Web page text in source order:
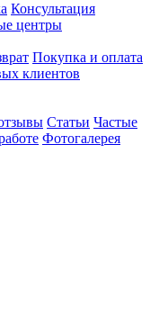
Консультация
центры
Покупка и оплата
клиентов
Статьи Частые
Фотогалерея